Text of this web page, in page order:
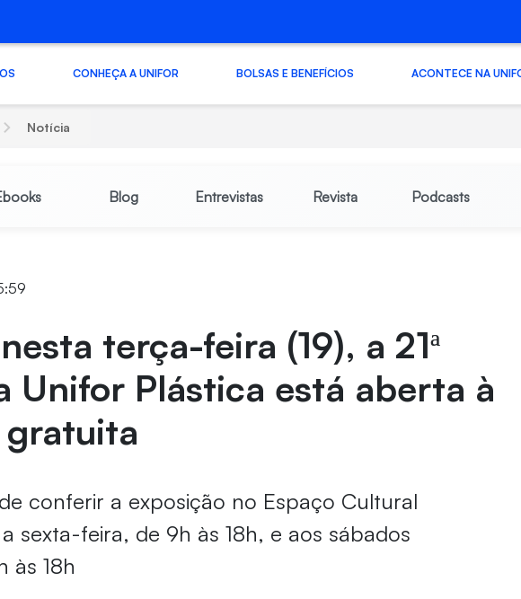
CONHEÇA A UNIFOR BOLSAS E BENEFÍCIOS ACONTECE NA
Notícia
Blog Entrevistas Revista Podcasts
terça-feira (19), a 21ª
Unifor Plástica está aberta à
conferir a exposição no Espaço Cultural
sexta-feira, de 9h às 18h, e aos sábados
às 18h